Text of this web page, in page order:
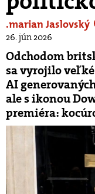
.marian Jaslovský
26. jún 2026
Odchodom
sa vyrojilo
AI
ale s ikonou
premiéra: